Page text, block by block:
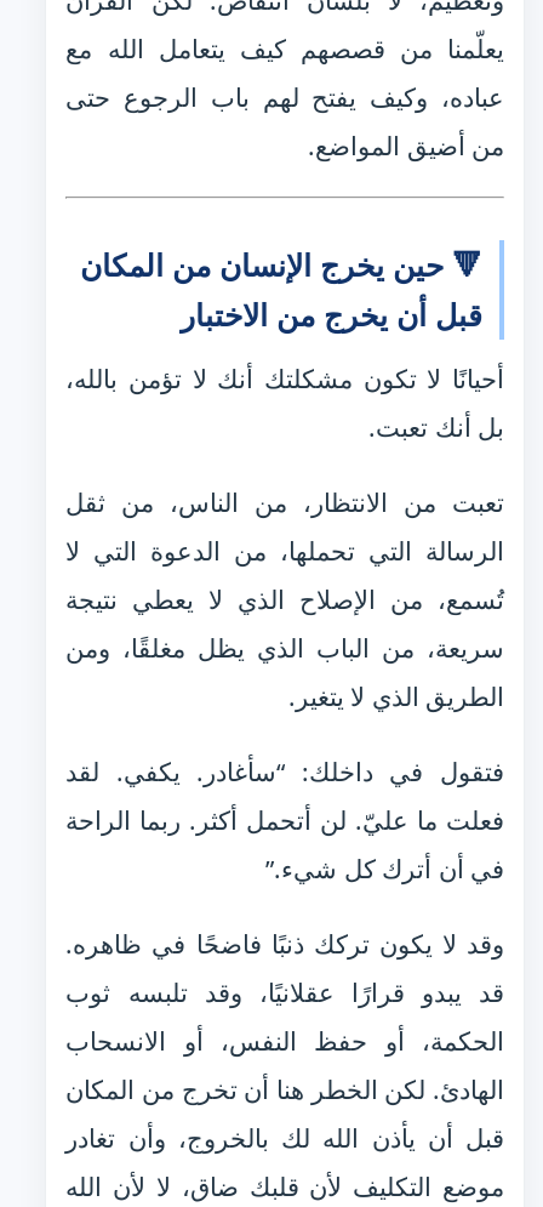
يعلّمنا من قصصهم كيف يتعامل الله مع
عباده، وكيف يفتح لهم باب الرجوع حتى
من أضيق المواضع.
🔻 حين يخرج الإنسان من المكان
قبل أن يخرج من الاختبار
أحيانًا لا تكون مشكلتك أنك لا تؤمن بالله،
بل أنك تعبت.
تعبت من الانتظار، من الناس، من ثقل
الرسالة التي تحملها، من الدعوة التي لا
تُسمع، من الإصلاح الذي لا يعطي نتيجة
سريعة، من الباب الذي يظل مغلقًا، ومن
الطريق الذي لا يتغير.
فتقول في داخلك: “سأغادر. يكفي. لقد
فعلت ما عليّ. لن أتحمل أكثر. ربما الراحة
في أن أترك كل شيء.”
وقد لا يكون تركك ذنبًا فاضحًا في ظاهره.
قد يبدو قرارًا عقلانيًا، وقد تلبسه ثوب
الحكمة، أو حفظ النفس، أو الانسحاب
الهادئ. لكن الخطر هنا أن تخرج من المكان
قبل أن يأذن الله لك بالخروج، وأن تغادر
موضع التكليف لأن قلبك ضاق، لا لأن الله